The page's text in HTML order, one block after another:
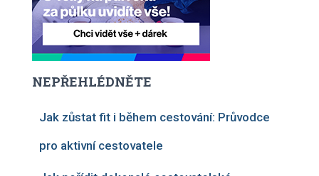
NEPŘEHLÉDNĚTE
Jak zůstat fit i během cestování: Průvodce
pro aktivní cestovatele